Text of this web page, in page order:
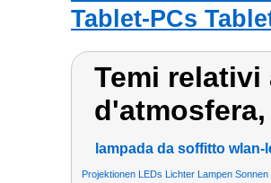
Tablet-PCs
Temi
lampada da soffitto
Projektionen LEDs Lichter Lampen